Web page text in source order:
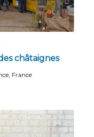
châtaignes
France